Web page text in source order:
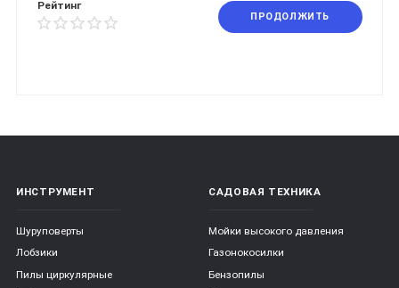
Рейтинг
ПРОДОЛЖИТЬ
ИНСТРУМЕНТ
Шуруповерты
Лобзики
Пилы циркулярные
САДОВАЯ ТЕХНИКА
Мойки высокого давления
Газонокосилки
Бензопилы